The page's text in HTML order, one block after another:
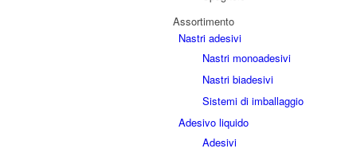
Assortimento
Nastri adesivi
Nastri monoadesivi
Nastri biadesivi
Sistemi di imballaggio
Adesivo liquido
Adesivi